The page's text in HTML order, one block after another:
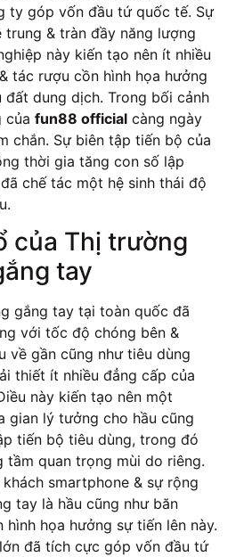
ty góp vốn đầu tứ quốc tế. Sự
& tràn đầy năng lượng
này kiến tạo nên ít nhiều
tác rượu cồn hình họa hưởng
dung dịch. Trong bối cảnh
của fun88 official càng ngày
chắn. Sự biên tập tiến bộ của
thời gia tăng con số lập
chế tác một hệ sinh thái độ
của Thị trường
tay
gắng tay tại toàn quốc đã
với tốc độ chóng bên &
về gần cũng như tiêu dùng
thiết ít nhiều đẳng cấp của
này kiến tạo nên một
gian lý tưởng cho hầu cũng
tiến bộ tiêu dùng, trong đó
tầm quan trọng mùi do riêng.
smartphone & sự rộng
tay là hầu cũng như băn
họa hưởng sự tiến lên này.
đã tích cực góp vốn đầu tứ